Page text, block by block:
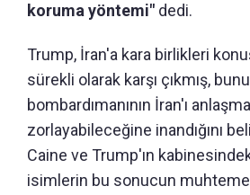
koruma yöntemi" dedi.
Trump, İran'a kara birlikleri
sürekli olarak karşı çıkmış,
bombardımanının İran'ı
zorlayabileceğine inandığını
Caine ve Trump'ın
isimlerin bu sonucun muhtemel